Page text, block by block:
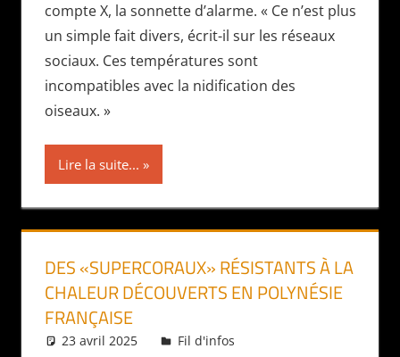
compte X, la sonnette d’alarme. « Ce n’est plus
un simple fait divers, écrit-il sur les réseaux
sociaux. Ces températures sont
incompatibles avec la nidification des
oiseaux. »
Lire la suite...
DES «SUPERCORAUX» RÉSISTANTS À LA
CHALEUR DÉCOUVERTS EN POLYNÉSIE
FRANÇAISE
23 avril 2025 Daniel
Fil d'infos